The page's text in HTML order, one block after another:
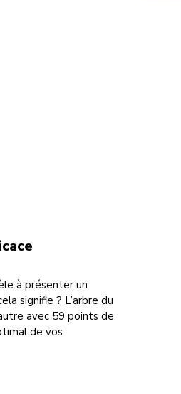
à présenter un
signifie ? L’arbre du
avec 59 points de
de vos